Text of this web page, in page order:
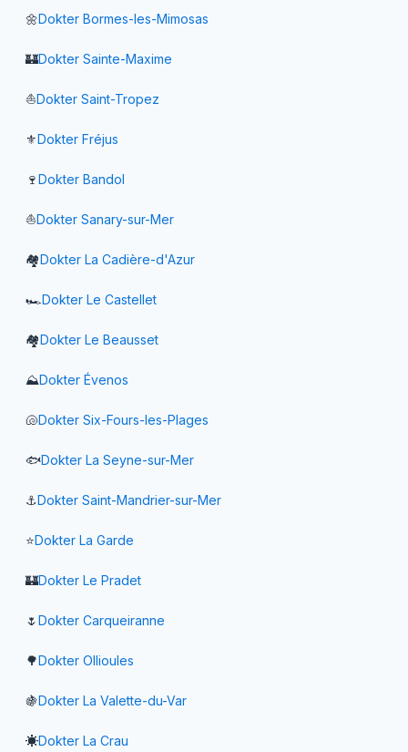
🌼Dokter Bormes-les-Mimosas
🏰Dokter Sainte-Maxime
⛵Dokter Saint-Tropez
⚜️Dokter Fréjus
🍷Dokter Bandol
⛵Dokter Sanary-sur-Mer
🏘️Dokter La Cadière-d'Azur
🏎️Dokter Le Castellet
🏘️Dokter Le Beausset
⛰️Dokter Évenos
🐚Dokter Six-Fours-les-Plages
🐟Dokter La Seyne-sur-Mer
⚓Dokter Saint-Mandrier-sur-Mer
⭐Dokter La Garde
🏰Dokter Le Pradet
🌷Dokter Carqueiranne
🌳Dokter Ollioules
🍇Dokter La Valette-du-Var
☀️Dokter La Crau